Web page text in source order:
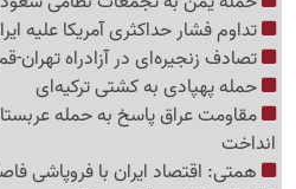
تداوم فشار حداکثری آمریکا علیه
تصادف زنجیره‌ای در آزادراه تهران-
حمله پهپادی به کشتی ترکیه‌ای
مقاومت عراق پاسخ به حمله
انداخت
همتی: اقتصاد ایران با فروپاشی